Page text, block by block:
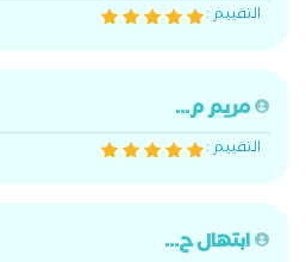
التقييم :
مريم م...
التقييم :
ابتهال ح...